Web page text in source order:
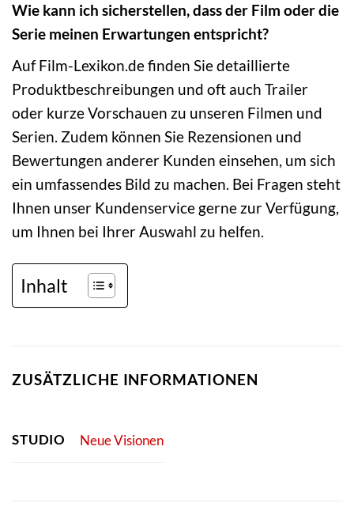
Wie kann ich sicherstellen, dass der Film oder die
Serie meinen Erwartungen entspricht?
Auf Film-Lexikon.de finden Sie detaillierte
Produktbeschreibungen und oft auch Trailer
oder kurze Vorschauen zu unseren Filmen und
Serien. Zudem können Sie Rezensionen und
Bewertungen anderer Kunden einsehen, um sich
ein umfassendes Bild zu machen. Bei Fragen steht
Ihnen unser Kundenservice gerne zur Verfügung,
um Ihnen bei Ihrer Auswahl zu helfen.
Inhalt
ZUSÄTZLICHE INFORMATIONEN
STUDIO Neue Visionen